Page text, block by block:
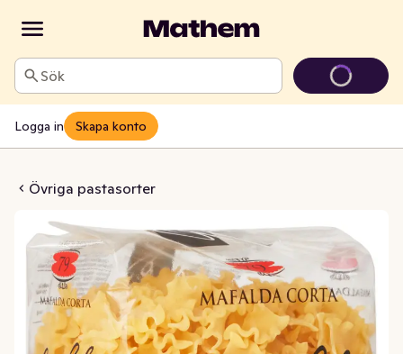
Sök
Logga in Skapa konto
Övriga pastasorter
Corta